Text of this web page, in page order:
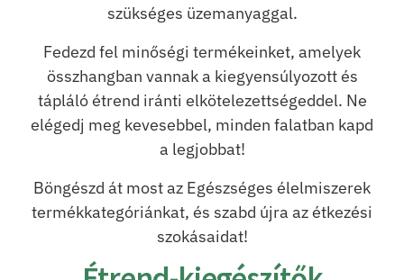
szükséges üzemanyaggal.
Fedezd fel minőségi termékeinket, amelyek
összhangban vannak a kiegyensúlyozott és
tápláló étrend iránti elkötelezettségeddel. Ne
elégedj meg kevesebbel, minden falatban kapd
a legjobbat!
Böngészd át most az Egészséges élelmiszerek
termékkategóriánkat, és szabd újra az étkezési
szokásaidat!